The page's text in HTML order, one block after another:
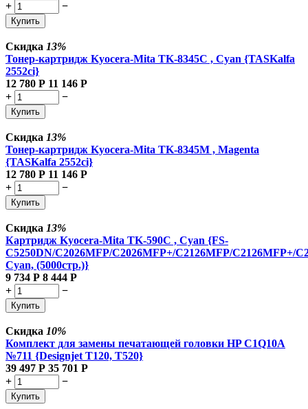
+
−
Купить
Скидка 13%
Тонер-картридж Kyocera-Mita TK-8345C , Cyan {TASKalfa
2552ci}
12 780 Р 11 146 Р
+
−
Купить
Скидка 13%
Тонер-картридж Kyocera-Mita TK-8345M , Magenta
{TASKalfa 2552ci}
12 780 Р 11 146 Р
+
−
Купить
Скидка 13%
Картридж Kyocera-Mita TK-590C , Cyan {FS-
C5250DN/C2026MFP/C2026MFP+/C2126MFP/C2126MFP+/
Cyan, (5000стр.)}
9 734 Р 8 444 Р
+
−
Купить
Скидка 10%
Комплект для замены печатающей головки HP C1Q10A
№711 {Designjet T120, T520}
39 497 Р 35 701 Р
+
−
Купить